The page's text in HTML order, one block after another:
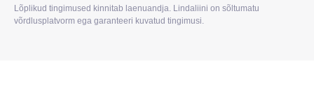
Lõplikud tingimused kinnitab laenuandja. Lindaliini on sõltumatu
võrdlusplatvorm ega garanteeri kuvatud tingimusi.